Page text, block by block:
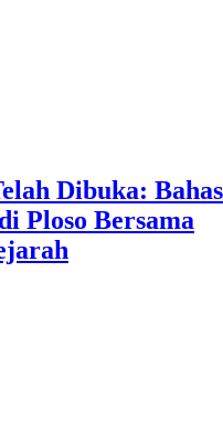
Dibuka: Bahas
Ploso Bersama